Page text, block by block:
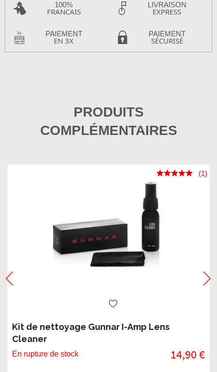
100%
FRANCAIS
LIVRAISON
EXPRESS
PAIEMENT
EN 3X
PAIEMENT
SÉCURISÉ
PRODUITS
COMPLÉMENTAIRES
Kit de nettoyage Gunnar I-Amp Lens
Cleaner
(1)
En rupture de stock 14,90 €